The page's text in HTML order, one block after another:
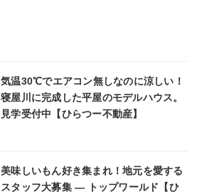
気温30℃でエアコン無しなのに涼しい！
寝屋川に完成した平屋のモデルハウス。
見学受付中【ひらつー不動産】
美味しいもん好き集まれ！地元を愛する
スタッフ大募集 ― トップワールド【ひ